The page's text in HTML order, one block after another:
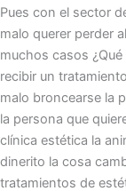
Pues con el sector
malo querer perder
muchos casos
recibir un
malo broncearse la
la persona que
clínica estética la
dinerito la cosa
tratamientos de